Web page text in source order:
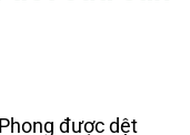
được dệt